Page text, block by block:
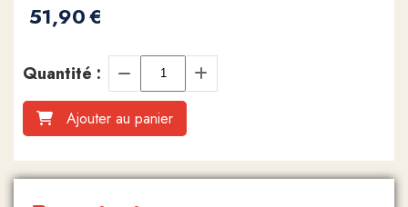
51,90€
Quantité :
Ajouter au panier